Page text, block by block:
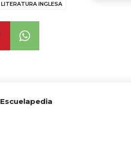
LITERATURA INGLESA
Escuelapedia